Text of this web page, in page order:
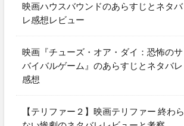
映画ハウスバウンドのあらすじとネタバ
レ感想レビュー
映画『チューズ・オア・ダイ：恐怖のサ
バイバルゲーム』のあらすじとネタバレ
感想
【テリファー２】映画テリファー 終わら